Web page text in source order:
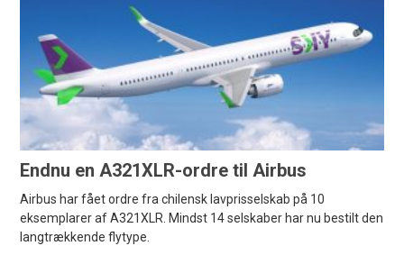
Endnu en A321XLR-ordre til Airbus
Airbus har fået ordre fra chilensk lavprisselskab på 10
eksemplarer af A321XLR. Mindst 14 selskaber har nu bestilt den
langtrækkende flytype.